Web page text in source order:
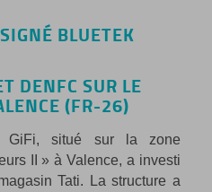
BLUETEK
DENFC SUR LE
(FR-26)
GiFi, situé sur la zone
II » à Valence, a investi
Tati. La structure a